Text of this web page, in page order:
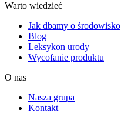
Warto wiedzieć
Jak dbamy o środowisko
Blog
Leksykon urody
Wycofanie produktu
O nas
Nasza grupa
Kontakt